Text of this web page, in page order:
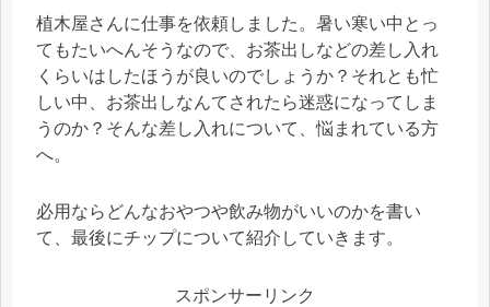
植木屋さんに仕事を依頼しました。暑い寒い中とっ
てもたいへんそうなので、お茶出しなどの差し入れ
くらいはしたほうが良いのでしょうか？それとも忙
しい中、お茶出しなんてされたら迷惑になってしま
うのか？そんな差し入れについて、悩まれている方
へ。
必用ならどんなおやつや飲み物がいいのかを書い
て、最後にチップについて紹介していきます。
スポンサーリンク